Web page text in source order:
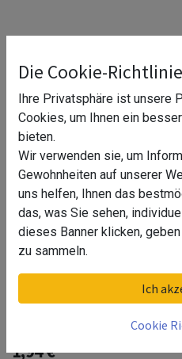
Hohlarumdübel,
0843, Stahl
1,94€
Die Cookie-
Ihre Privatsphäre ist unsere
Cookies, um Ihnen ein
bieten.
Wir verwenden sie, um
Gewohnheiten auf unserer
uns helfen, Ihnen das
das, was Sie sehen,
dieses Banner klicken,
zu sammeln.
Ich
Cookie